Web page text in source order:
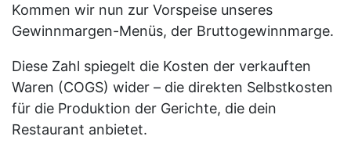
Kommen wir nun zur Vorspeise unseres
Gewinnmargen-Menüs, der Bruttogewinnmarge.
Diese Zahl spiegelt die Kosten der verkauften
Waren (COGS) wider – die direkten Selbstkosten
für die Produktion der Gerichte, die dein
Restaurant anbietet.